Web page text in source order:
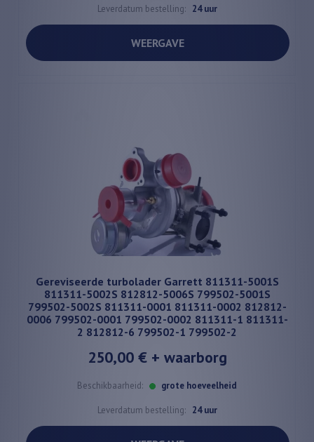
Leverdatum bestelling: 24 uur
WEERGAVE
Gereviseerde turbolader Garrett 811311-5001S
811311-5002S 812812-5006S 799502-5001S
799502-5002S 811311-0001 811311-0002 812812-
0006 799502-0001 799502-0002 811311-1 811311-
2 812812-6 799502-1 799502-2
250,00 €+ waarborg
Beschikbaarheid: grote hoeveelheid
Leverdatum bestelling: 24 uur